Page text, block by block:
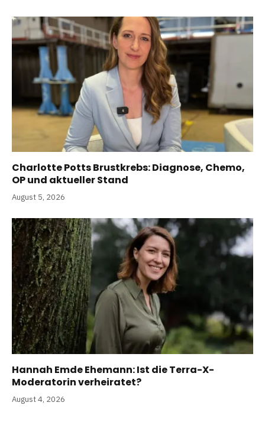
Charlotte Potts Brustkrebs: Diagnose, Chemo,
OP und aktueller Stand
August 5, 2026
Hannah Emde Ehemann: Ist die Terra-X-
Moderatorin verheiratet?
August 4, 2026